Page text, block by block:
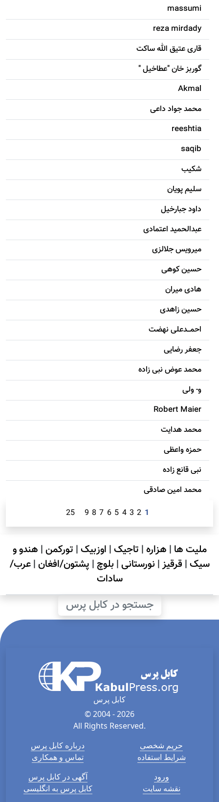
massumi
reza mirdady
قاری عتیق الله ساکت
گوربز خان "عطاخیل "
Akmal
محمد جواد داعی
reeshtia
saqib
شکيب
سليم پویان
داود جبارخیل
عبدالحمید اعتمادی
میرویس جلالزی
حسين کوهی
هادی ميران
حسين زاهدی
احمـــدعلی نهضت
جعفر رضایی
محمد عوض نبی زاده
و- ولی
Robert Maier
محمد هدایت
حمزه واعظی
نبی قانع زاده
محمد امين صادقی
1
2
3
4
5
6
7
8
9
25
ملیت ها | هزاره| تاجیک| اوزبیک| تورکمن| هندو و
سیک| قرقیز| نورستانی| بلوچ | پشتون/افغان|عرب/
سادات
جستجو در کابل پرس
کابل پرس
© 2004 - 2026
All Rights Reserved.
درباره کابل پرس
تماس و همکاری
حریم شخصی
شرایط استفاده
آگهی در کابل پرس
کابل پرس به انگلیسی
ورود
نقشه سایت